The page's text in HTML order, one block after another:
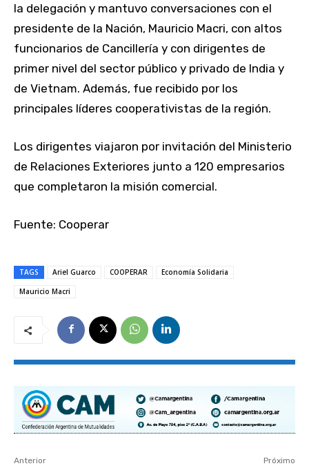
la delegación y mantuvo conversaciones con el
presidente de la Nación, Mauricio Macri, con altos
funcionarios de Cancillería y con dirigentes de
primer nivel del sector público y privado de India y
de Vietnam. Además, fue recibido por los
principales líderes cooperativistas de la región.
Los dirigentes viajaron por invitación del Ministerio
de Relaciones Exteriores junto a 120 empresarios
que completaron la misión comercial.
Fuente: Cooperar
TAGS Ariel Guarco COOPERAR
Economía Solidaria
Mauricio Macri
Anterior
Próximo